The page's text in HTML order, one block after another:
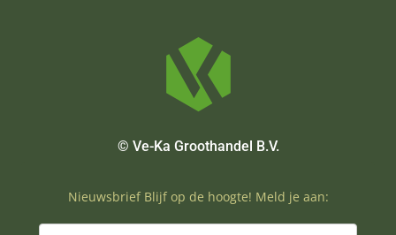
© Ve-Ka Groothandel B.V.
Nieuwsbrief Blijf op de hoogte! Meld je aan: